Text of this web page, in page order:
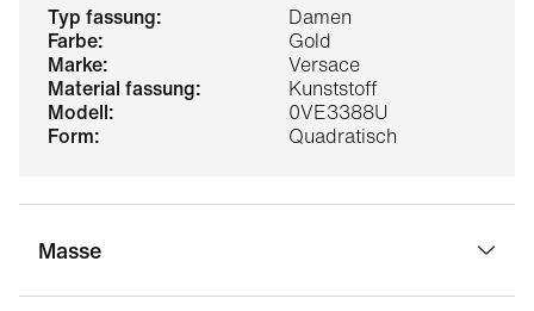
typ fassung:
Damen
farbe:
Gold
marke:
Versace
material fassung:
Kunststoff
modell:
0VE3388U
form:
Quadratisch
Masse